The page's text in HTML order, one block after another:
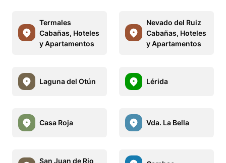
Termales
Cabañas, Hoteles
y Apartamentos
Nevado del Ruiz
Cabañas, Hoteles
y Apartamentos
Laguna del Otún Lérida
Casa Roja Vda. La Bella
San Juan de Rio